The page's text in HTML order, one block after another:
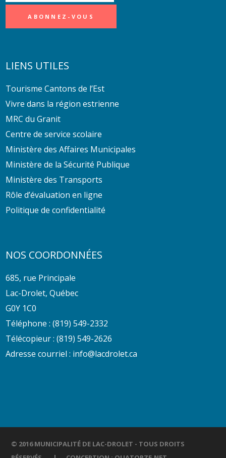
LIENS UTILES
Tourisme Cantons de l’Est
Vivre dans la région estrienne
MRC du Granit
Centre de service scolaire
Ministère des Affaires Municipales
Ministère de la Sécurité Publique
Ministère des Transports
Rôle d’évaluation en ligne
Politique de confidentialité
NOS COORDONNÉES
685, rue Principale
Lac-Drolet, Québec
G0Y 1C0
Téléphone :(819) 549-2332
Télécopieur : (819) 549-2626
Adresse courriel : info@lacdrolet.ca
© 2016 MUNICIPALITÉ DE LAC-DROLET - TOUS DROITS